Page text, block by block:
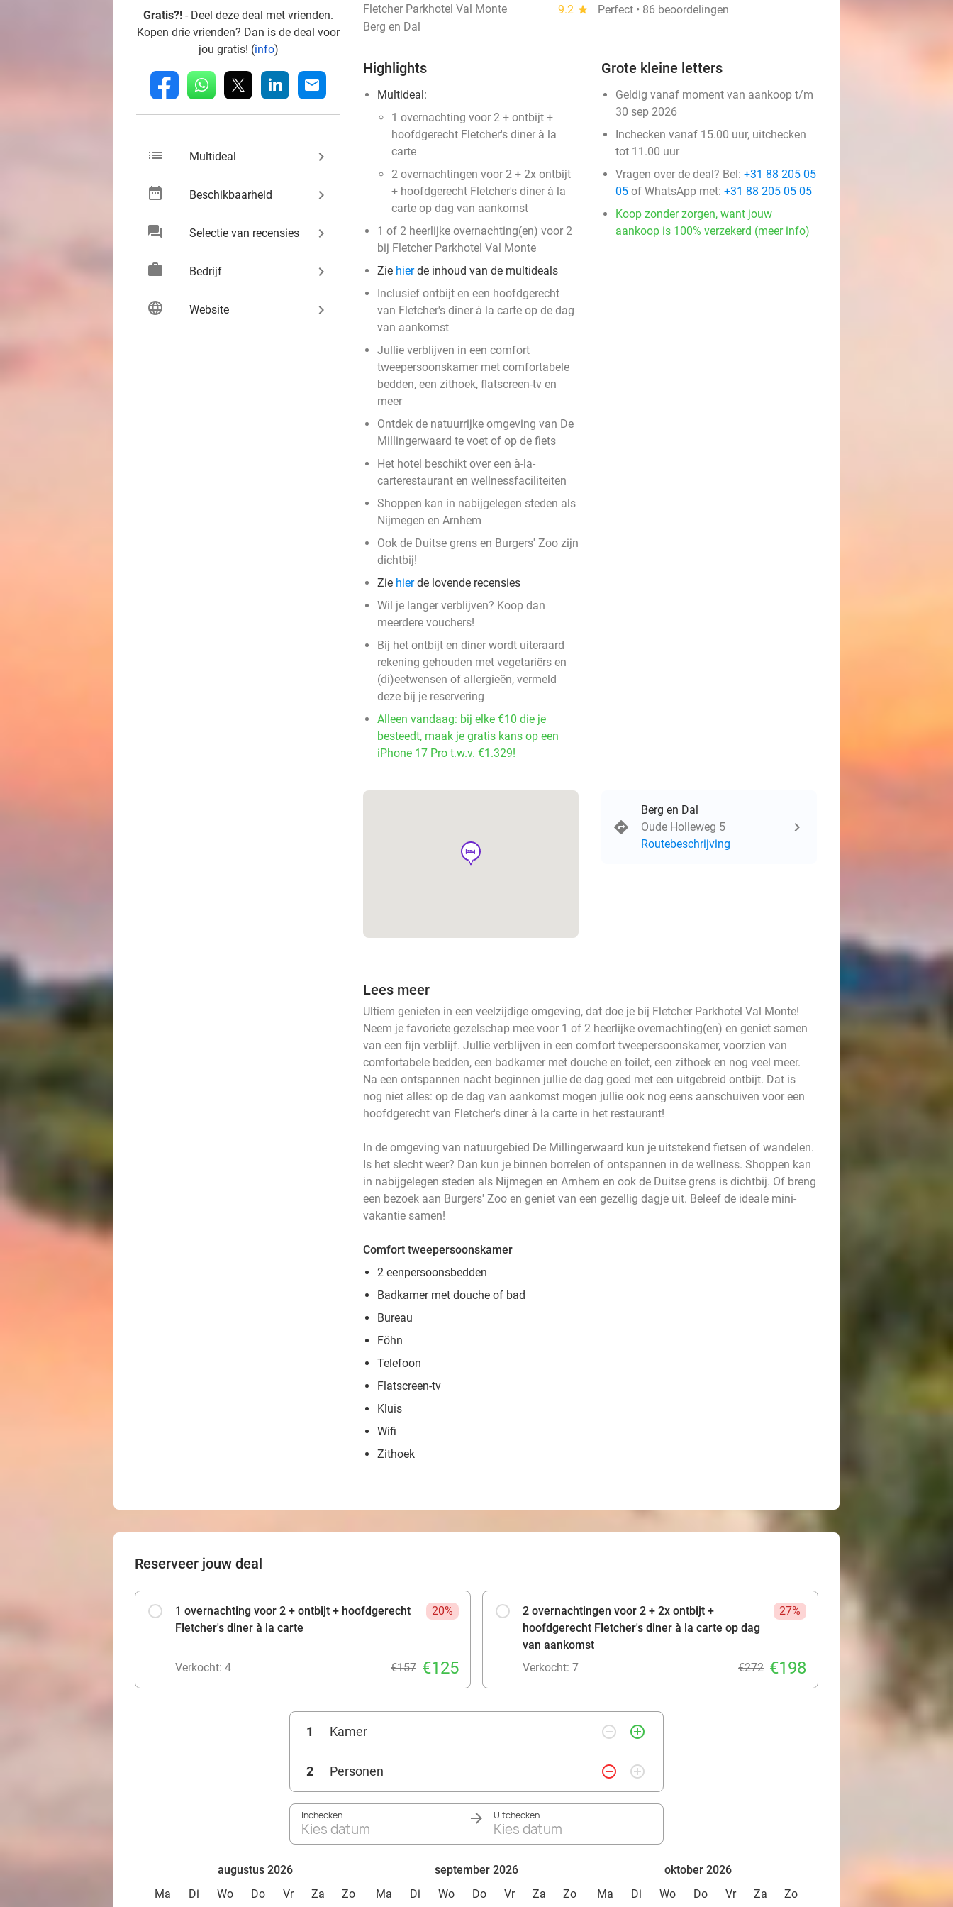
Gratis?! - Deel deze deal met vrienden.
Kopen drie vrienden? Dan is de deal voor
jou gratis! (info)
fb whatsapp linkedin mail
list Multideal keyboard_arrow_right
date_range Beschikbaarheid keyboard_arrow_right
chat Selectie van recensies keyboard_arrow_right
work Bedrijf keyboard_arrow_right
language Website keyboard_arrow_right
Fletcher Parkhotel Val Monte 9.2 star
Perfect • 86 beoordelingen
Berg en Dal
Highlights
Multideal:
1 overnachting voor 2 + ontbijt +
hoofdgerecht Fletcher's diner à la
carte
2 overnachtingen voor 2 + 2x ontbijt
+ hoofdgerecht Fletcher's diner à la
carte op dag van aankomst
1 of 2 heerlijke overnachting(en) voor 2
bij Fletcher Parkhotel Val Monte
Zie hierde inhoud van de multideals
Inclusief ontbijt en een hoofdgerecht
van Fletcher's diner à la carte op de dag
van aankomst
Jullie verblijven in een comfort
tweepersoonskamer met comfortabele
bedden, een zithoek, flatscreen-tv en
meer
Ontdek de natuurrijke omgeving van De
Millingerwaard te voet of op de fiets
Het hotel beschikt over een à-la-
carterestaurant en wellnessfaciliteiten
Shoppen kan in nabijgelegen steden als
Nijmegen en Arnhem
Ook de Duitse grens en Burgers' Zoo zijn
dichtbij!
Zie hierde lovende recensies
Wil je langer verblijven? Koop dan
meerdere vouchers!
Bij het ontbijt en diner wordt uiteraard
rekening gehouden met vegetariërs en
(di)eetwensen of allergieën, vermeld
deze bij je reservering
Alleen vandaag: bij elke €10 die je
besteedt, maak je gratis kans op een
iPhone 17 Pro t.w.v. €1.329!
Grote kleine letters
Geldig vanaf moment van aankoop t/m
30 sep 2026
Inchecken vanaf 15.00 uur, uitchecken
tot 11.00 uur
Vragen over de deal? Bel: +31 88 205 05
05 of WhatsApp met: +31 88 205 05 05
Koop zonder zorgen, want jouw
aankoop is 100% verzekerd (meer info)
hotel
Berg en Dal
Oude Holleweg 5
Routebeschrijving
Lees meer
Ultiem genieten in een veelzijdige omgeving, dat doe je bij Fletcher Parkhotel Val Monte!
Neem je favoriete gezelschap mee voor 1 of 2 heerlijke overnachting(en) en geniet samen
van een fijn verblijf. Jullie verblijven in een comfort tweepersoonskamer, voorzien van
comfortabele bedden, een badkamer met douche en toilet, een zithoek en nog veel meer.
Na een ontspannen nacht beginnen jullie de dag goed met een uitgebreid ontbijt. Dat is
nog niet alles: op de dag van aankomst mogen jullie ook nog eens aanschuiven voor een
hoofdgerecht van Fletcher's diner à la carte in het restaurant!
In de omgeving van natuurgebied De Millingerwaard kun je uitstekend fietsen of wandelen.
Is het slecht weer? Dan kun je binnen borrelen of ontspannen in de wellness. Shoppen kan
in nabijgelegen steden als Nijmegen en Arnhem en ook de Duitse grens is dichtbij. Of breng
een bezoek aan Burgers' Zoo en geniet van een gezellig dagje uit. Beleef de ideale mini-
vakantie samen!
Comfort tweepersoonskamer
2 eenpersoonsbedden
Badkamer met douche of bad
Bureau
Föhn
Telefoon
Flatscreen-tv
Kluis
Wifi
Zithoek
Reserveer jouw deal
1 overnachting voor 2 + ontbijt + hoofdgerecht
Fletcher's diner à la carte
20%
Verkocht: 4 €157 €125
2 overnachtingen voor 2 + 2x ontbijt +
hoofdgerecht Fletcher's diner à la carte op dag
van aankomst
27%
Verkocht: 7 €272 €198
1 Kamer remove_circle_outline add_circle_outline
2 Personen remove_circle_outline add_circle_outline
Inchecken
Kies datum
Uitchecken
Kies datum
augustus 2026
Ma
Di Wo Do Vr Za Zo
september 2026
Ma
Di Wo Do Vr Za Zo
oktober 2026
Ma
Di Wo Do Vr Za Zo